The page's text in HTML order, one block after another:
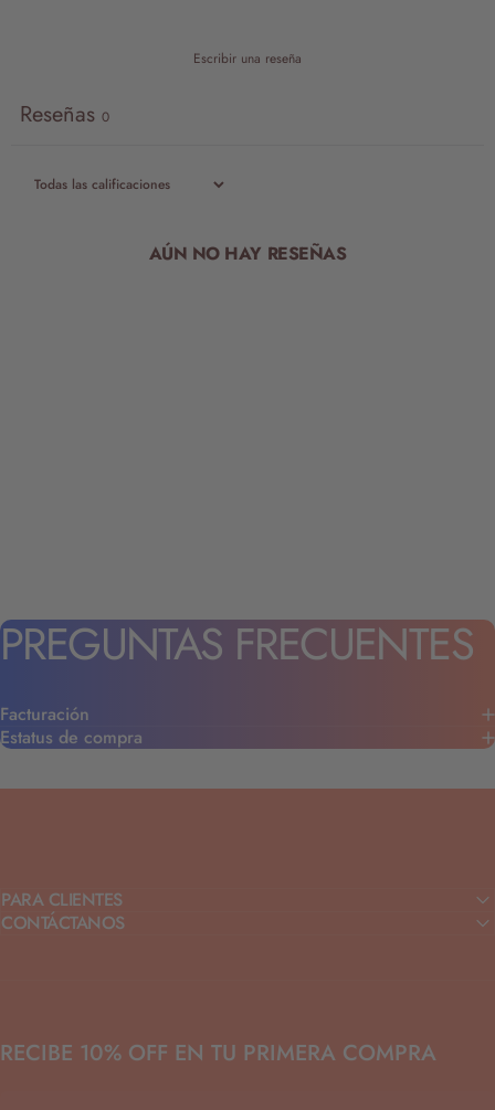
Escribir una reseña
Reseñas 0
AÚN NO HAY RESEÑAS
PREGUNTAS FRECUENTES
Facturación
Estatus de compra
PARA CLIENTES
CONTÁCTANOS
RECIBE 10% OFF EN TU PRIMERA COMPRA